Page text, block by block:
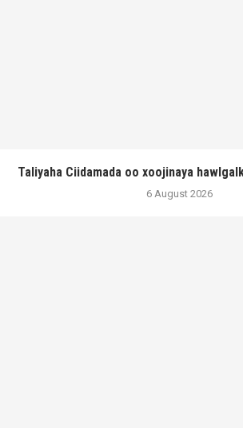
Taliyaha Ciidamada oo xoojinaya
6 August 2026